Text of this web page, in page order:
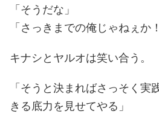
「そうだな」
「さっきまでの俺じゃねぇか！
キナシとヤルオは笑い合う。
「そうと決まればさっそく
きる底力を見せてやる」